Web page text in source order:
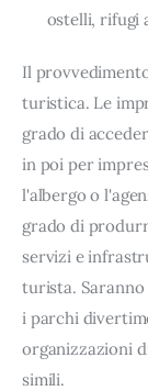
ostelli, rifugi
Il
turistica. Le
grado di
in poi per
l'albergo o
grado di
servizi e
turista.
i parchi
organizzazioni
simili.